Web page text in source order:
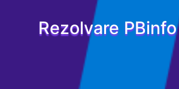
Rezolvare